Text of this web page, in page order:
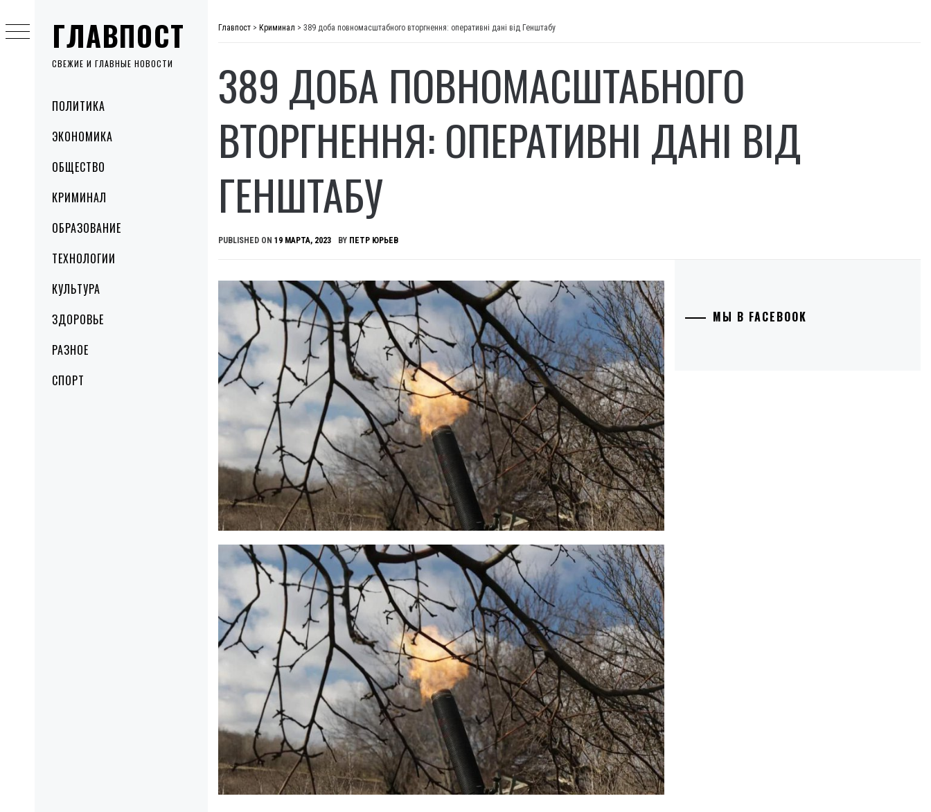
ГЛАВПОСТ
СВЕЖИЕ И ГЛАВНЫЕ НОВОСТИ
MenuПОЛИТИКА
ЭКОНОМИКА
ОБЩЕСТВО
КРИМИНАЛ
ОБРАЗОВАНИЕ
ТЕХНОЛОГИИ
КУЛЬТУРА
ЗДОРОВЬЕ
РАЗНОЕ
СПОРТ
to
content
Главпост > Криминал > 389 доба повномасштабного вторгнення: оперативні дані від Генштабу
389 ДОБА ПОВНОМАСШТАБНОГО
ВТОРГНЕННЯ: ОПЕРАТИВНІ ДАНІ ВІД
ГЕНШТАБУ
PUBLISHED ON 19 МАРТА, 2023 BY ПЕТР ЮРЬЕВ
МЫ В FACEBOOK